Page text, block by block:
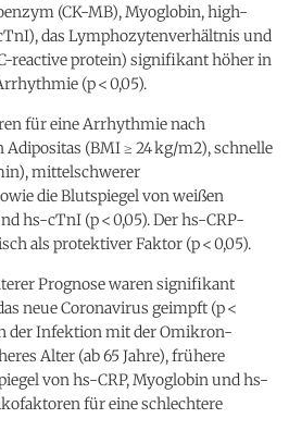
(CK-MB), Myoglobin, high-
das Lymphozytenverhältnis und
reactive protein) signifikant höher in
(p < 0,05).
für eine Arrhythmie nach
(BMI ≥ 24 kg/m2), schnelle
mittelschwerer
die Blutspiegel von weißen
hs-cTnI (p < 0,05). Der hs-CRP-
als protektiver Faktor (p < 0,05).
Prognose waren signifikant
neue Coronavirus geimpft (p <
der Infektion mit der Omikron-
Alter (ab 65 Jahre), frühere
von hs-CRP, Myoglobin und hs-
für eine schlechtere